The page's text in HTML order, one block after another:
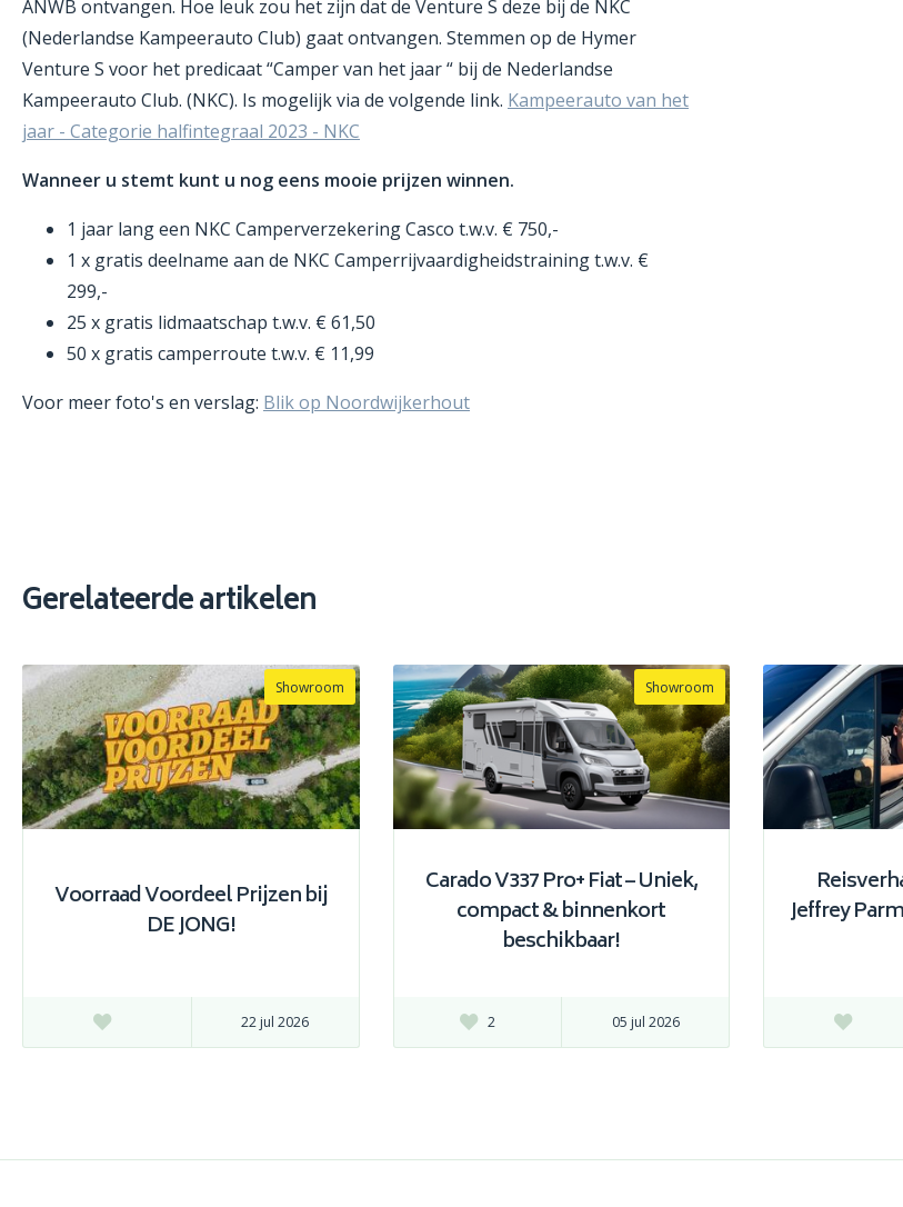
ANWB ontvangen. Hoe leuk zou het zijn dat de Venture S deze bij de NKC
(Nederlandse Kampeerauto Club) gaat ontvangen. Stemmen op de Hymer
Venture S voor het predicaat “Camper van het jaar “ bij de Nederlandse
Kampeerauto Club. (NKC). Is mogelijk via de volgende link. Kampeerauto van het
jaar - Categorie halfintegraal 2023 - NKC
Wanneer u stemt kunt u nog eens mooie prijzen winnen.
1 jaar lang een NKC Camperverzekering Casco t.w.v. € 750,-
1 x gratis deelname aan de NKC Camperrijvaardigheidstraining t.w.v. €
299,-
25 x gratis lidmaatschap t.w.v. € 61,50
50 x gratis camperroute t.w.v. € 11,99
Voor meer foto's en verslag: Blik op Noordwijkerhout
Gerelateerde artikelen
Showroom
Voorraad Voordeel Prijzen bij
DE JONG!
22 jul 2026
Showroom
Carado V337 Pro+ Fiat – Uniek,
compact & binnenkort
beschikbaar!
2 05 jul 2026
Jeffrey